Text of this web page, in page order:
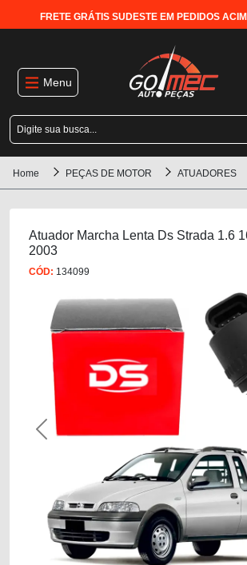
FRETE GRÁTIS SUDESTE EM PEDIDOS
Menu
Home PEÇAS DE MOTOR ATUADORES
Atuador Marcha Lenta Ds Strada 1.6
2003
CÓD: 134099
Previous